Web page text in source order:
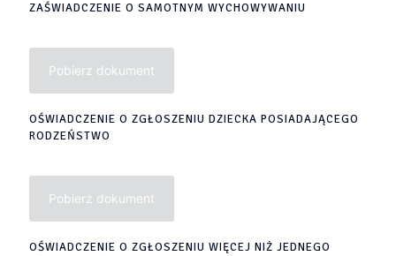
ZAŚWIADCZENIE O SAMOTNYM WYCHOWYWANIU
Pobierz dokument
OŚWIADCZENIE O ZGŁOSZENIU DZIECKA POSIADAJĄCEGO
RODZEŃSTWO
Pobierz dokument
OŚWIADCZENIE O ZGŁOSZENIU WIĘCEJ NIŻ JEDNEGO